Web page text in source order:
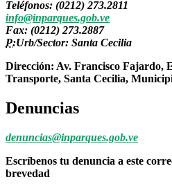
Teléfonos: (0212) 273.2811
info@inparques.gob.ve
Fax: (0212) 273.2887
P:Urb/Sector: Santa Cecilia
Dirección: Av. Francisco Fajardo,
Transporte, Santa Cecilia,
Denuncias
denuncias@inparques.gob.ve
Escríbenos tu denuncia a este
brevedad